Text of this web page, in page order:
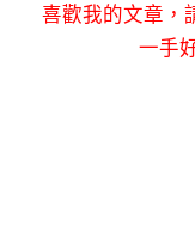
喜歡我的文章，
一手